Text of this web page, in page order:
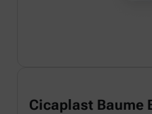
Cicaplast Baume